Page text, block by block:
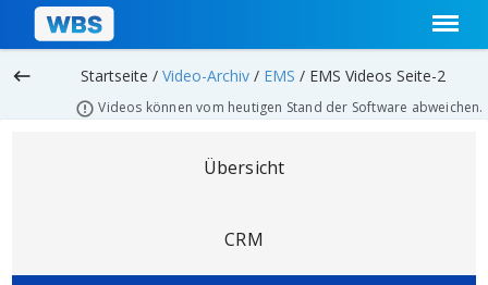
keyboard_backspace Startseite /Video-Archiv / EMS / EMS Videos Seite-2
Videos können vom heutigen Stand der Software abweichen.
Übersicht
CRM